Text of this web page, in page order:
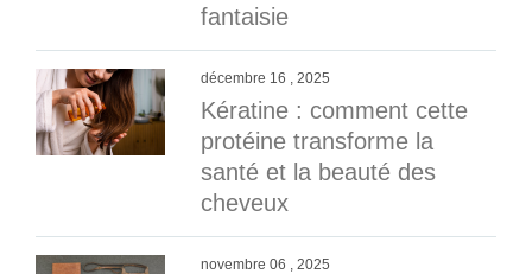
fantaisie
décembre 16 , 2025
Kératine : comment cette
protéine transforme la
santé et la beauté des
cheveux
novembre 06 , 2025